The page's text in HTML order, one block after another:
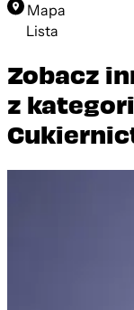
Mapa
Lista
Zobacz
z